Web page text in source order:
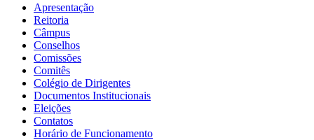
Apresentação
Reitoria
Câmpus
Conselhos
Comissões
Comitês
Colégio de Dirigentes
Documentos Institucionais
Eleições
Contatos
Horário de Funcionamento